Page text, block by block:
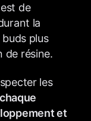
de
la
plus
de résine.
les
chaque
et